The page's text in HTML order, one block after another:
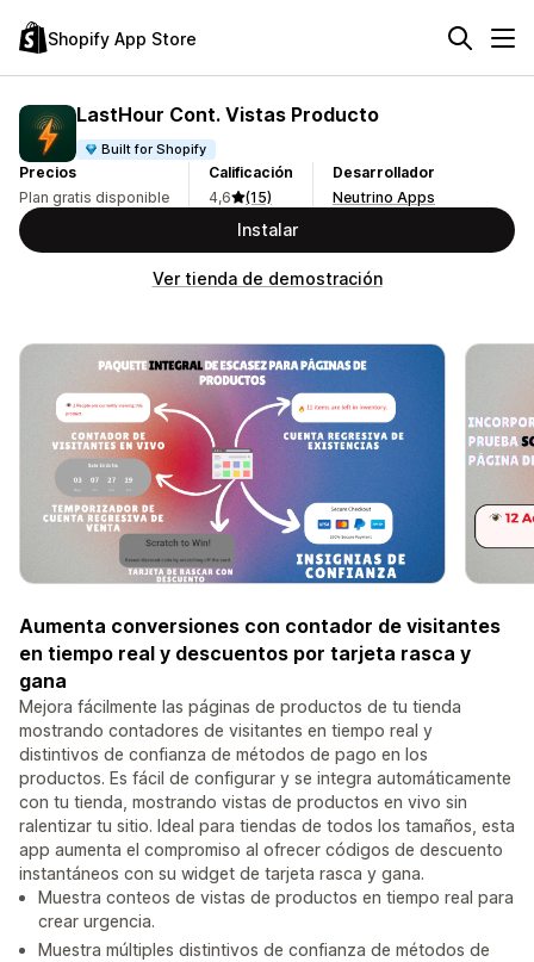
Shopify App Store
LastHour Cont. Vistas Producto
Built for Shopify
Precios
Plan gratis disponible
Calificación
4,6
(15)
Desarrollador
Neutrino Apps
Instalar
Ver tienda de demostración
Aumenta conversiones con contador de visitantes
en tiempo real y descuentos por tarjeta rasca y
gana
Mejora fácilmente las páginas de productos de tu tienda
mostrando contadores de visitantes en tiempo real y
distintivos de confianza de métodos de pago en los
productos. Es fácil de configurar y se integra automáticamente
con tu tienda, mostrando vistas de productos en vivo sin
ralentizar tu sitio. Ideal para tiendas de todos los tamaños, esta
app aumenta el compromiso al ofrecer códigos de descuento
instantáneos con su widget de tarjeta rasca y gana.
Muestra conteos de vistas de productos en tiempo real para
crear urgencia.
Muestra múltiples distintivos de confianza de métodos de